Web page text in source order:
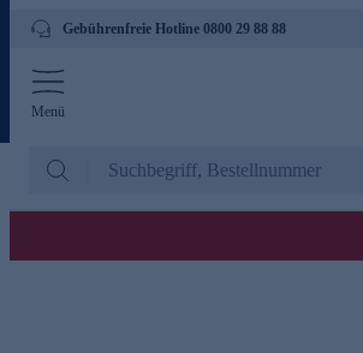
Gebührenfreie Hotline 0800 29 88 88
Menü